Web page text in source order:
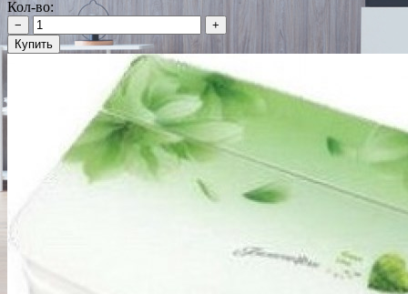
Кол-во:
−
+
Купить